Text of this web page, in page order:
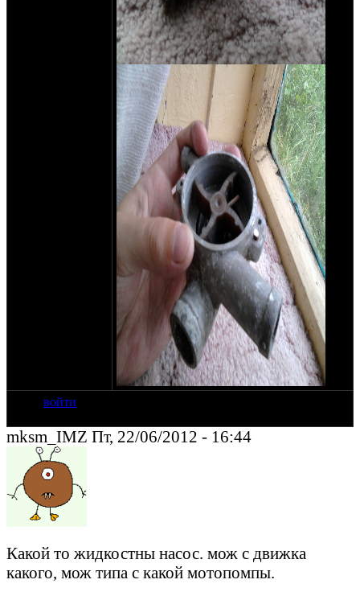
войти
mksm_IMZ Пт, 22/06/2012 - 16:44
Какой то жидкостны насос. мож с движка
какого, мож типа с какой мотопомпы.